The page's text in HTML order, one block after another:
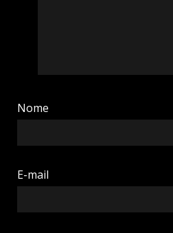
Nome
E-mail